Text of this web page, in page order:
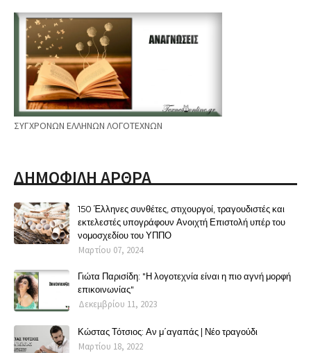
ΣΥΓΧΡΟΝΩΝ ΕΛΛΗΝΩΝ ΛΟΓΟΤΕΧΝΩΝ
ΔΗΜΟΦΙΛΗ ΑΡΘΡΑ
150 Έλληνες συνθέτες, στιχουργοί, τραγουδιστές και
εκτελεστές υπογράφουν Ανοιχτή Επιστολή υπέρ του
νομοσχεδίου του ΥΠΠΟ
Μαρτίου 07, 2024
Γιώτα Παρισίδη: "Η λογοτεχνία είναι η πιο αγνή μορφή
επικοινωνίας"
Δεκεμβρίου 11, 2023
Κώστας Τότσιος: Αν μ΄αγαπάς | Νέο τραγούδι
Μαρτίου 18, 2022